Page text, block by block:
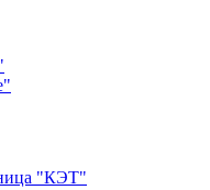
"КЭТ"